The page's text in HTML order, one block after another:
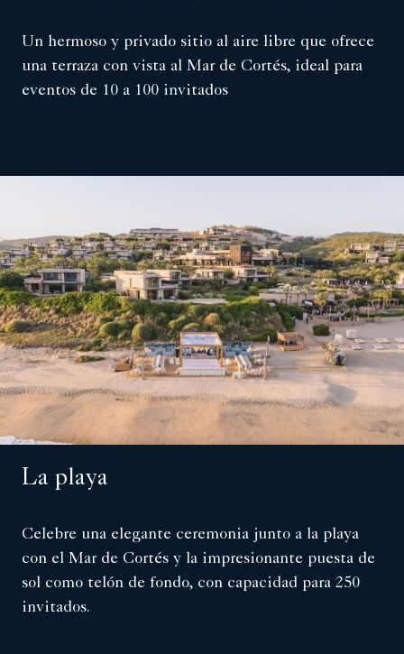
Un hermoso y privado sitio al aire libre que ofrece
una terraza con vista al Mar de Cortés, ideal para
eventos de 10 a 100 invitados
La playa
Celebre una elegante ceremonia junto a la playa
con el Mar de Cortés y la impresionante puesta de
sol como telón de fondo, con capacidad para 250
invitados.